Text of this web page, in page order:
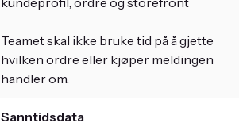
Teamet skal ikke bruke tid på å gjette
hvilken ordre eller kjøper meldingen
handler om.
Sanntidsdata